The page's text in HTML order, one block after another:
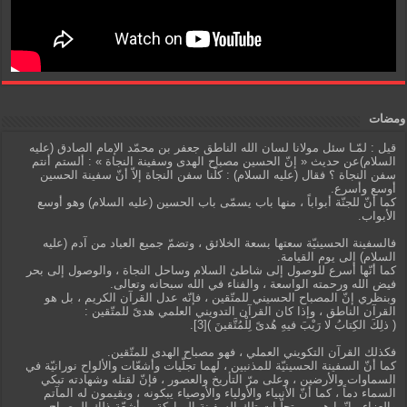
ومضات
قيل : لمّـا سئل مولانا لسان الله الناطق جعفر بن محمّد الإمام الصادق (عليه
السلام)عن حديث « إنّ الحسين مصباح الهدى وسفينة النجاة » : ألستم أنتم
سفن النجاة ؟ فقال (عليه السلام) : كلّنا سفن النجاة إلاّ أنّ سفينة الحسين
أوسع وأسرع.
كما أنّ للجنّة أبواباً ، منها باب يسمّى باب الحسين (عليه السلام) وهو أوسع
الأبواب.
فالسفينة الحسينيّة سعتها بسعة الخلائق ، وتضمّ جميع العباد من آدم (عليه
السلام) إلى يوم القيامة.
كما أنّها أسرع للوصول إلى شاطئ السلام وساحل النجاة ، والوصول إلى بحر
فيض الله ورحمته الواسعة ، والفناء في الله سبحانه وتعالى.
وبنظري إنّ المصباح الحسيني للمتّقين ، فإنّه عدل القرآن الكريم ، بل هو
القرآن الناطق ، وإذا كان القرآن التدويني العلمي هدىً للمتّقين :
( ذلِكَ الكِتابُ لا رَيْبَ فيهِ هُدىً لِلْمُتَّقينَ )[3].
فكذلك القرآن التكويني العملي ، فهو مصباح الهدى للمتّقين.
كما أنّ السفينة الحسينيّة للمذنبين ، لهما تجلّيات وأشعّات والألواح نورانيّة في
السماوات والأرضين ، وعلى مرّ التأريخ والعصور ، فإنّ لقتله وشهادته تبكي
السماء دماً ، كما أنّ الأنبياء والأولياء والأوصياء يبكونه ، ويقيمون له المآتم